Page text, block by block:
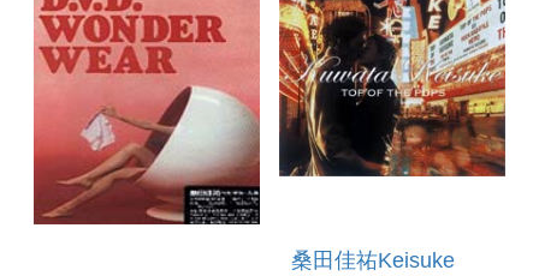
FANTANSIA KU
桑田佳祐Keisuke